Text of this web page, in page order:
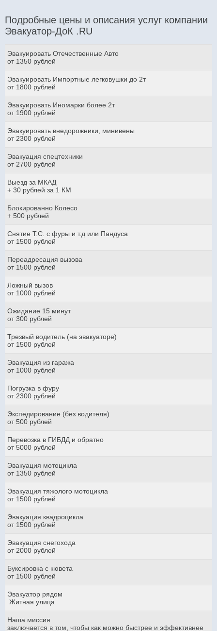
Подробные цены и описания услуг компании
Эвакуатор-ДоК .RU
Эвакуировать Отечественные Авто
от 1350 рублей
Эвакуировать Импортные легковушки до 2т
от 1800 рублей
Эвакуировать Иномарки более 2т
от 1900 рублей
Эвакуировать внедорожники, минивены
от 2300 рублей
Эвакуация спецтехники
от 2700 рублей
Выезд за МКАД
+ 30 рублей за 1 КМ
Блокированно Колесо
+ 500 рублей
Снятие Т.С. с фуры и т.д или Пандуса
от 1500 рублей
Переадресация вызова
от 1500 рублей
Ложный вызов
от 1000 рублей
Ожидание 15 минут
от 300 рублей
Трезвый водитель (на эвакуаторе)
от 1500 рублей
Эвакуация из гаража
от 1000 рублей
Погрузка в фуру
от 2300 рублей
Экспедирование (без водителя)
от 500 рублей
Перевозка в ГИБДД и обратно
от 5000 рублей
Эвакуация мотоцикла
от 1350 рублей
Эвакуация тяжолого мотоцикла
от 1500 рублей
Эвакуация квадроцикла
от 1500 рублей
Эвакуация снегохода
от 2000 рублей
Буксировка с кювета
от 1500 рублей
Эвакуатор рядом
Житная улица
Наша миссия
заключается в том, чтобы как можно быстрее и эффективнее